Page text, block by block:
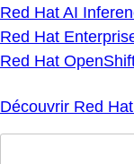
Red Hat AI
Red Hat
Red Hat
Découvrir Red